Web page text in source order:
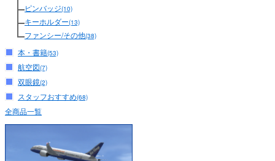
ピンバッジ(10)
キーホルダー(13)
ファンシー/その他(38)
本・書籍(53)
航空図(7)
双眼鏡(2)
スタッフおすすめ(68)
全商品一覧